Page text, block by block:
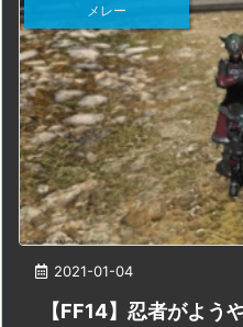
2021-01-04
メレー
【FF14】忍者がよう